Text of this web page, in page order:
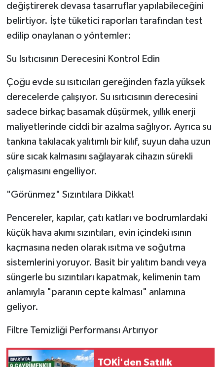
değiştirerek devasa tasarruflar yapılabileceğini
belirtiyor. İşte tüketici raporları tarafından test
edilip onaylanan o yöntemler:
Su Isıtıcısının Derecesini Kontrol Edin
Çoğu evde su ısıtıcıları gereğinden fazla yüksek
derecelerde çalışıyor. Su ısıtıcısının derecesini
sadece birkaç basamak düşürmek, yıllık enerji
maliyetlerinde ciddi bir azalma sağlıyor. Ayrıca su
tankına takılacak yalıtımlı bir kılıf, suyun daha uzun
süre sıcak kalmasını sağlayarak cihazın sürekli
çalışmasını engelliyor.
"Görünmez" Sızıntılara Dikkat!
Pencereler, kapılar, çatı katları ve bodrumlardaki
küçük hava akımı sızıntıları, evin içindeki ısının
kaçmasına neden olarak ısıtma ve soğutma
sistemlerini yoruyor. Basit bir yalıtım bandı veya
süngerle bu sızıntıları kapatmak, kelimenin tam
anlamıyla "paranın cepte kalması" anlamına
geliyor.
Filtre Temizliği Performansı Artırıyor
TOKİ'den Satılık
Teknoloji
Türkiye
İletişim